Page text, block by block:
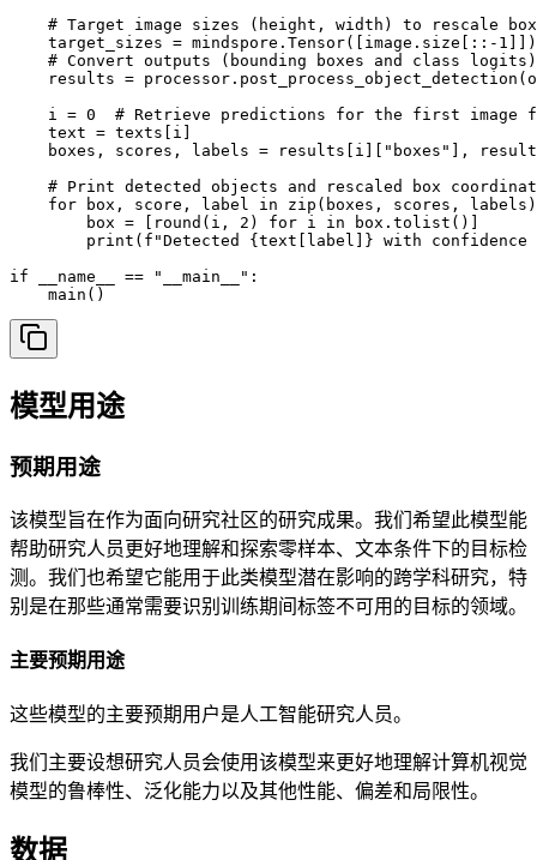
# Target image sizes (height, width) to rescale
    target_sizes = mindspore.Tensor([image.size[::-1]])
# Convert outputs (bounding boxes and class
results =
i = 0  # Retrieve predictions for the first image
    text = texts[i]
boxes, scores, labels = results[i]["boxes"],
# Print detected objects and rescaled box
for box, score, label in zip(boxes, scores,
        box = [round(i, 2) for i in box.tolist()]
print(f"Detected {text[label]} with
if __name__ == "__main__":
    main()
模型用途
预期用途
该模型旨在作为面向研究社区的研究成果。我们希望此模型能
帮助研究人员更好地理解和探索零样本、文本条件下的目标检
测。我们也希望它能用于此类模型潜在影响的跨学科研究，特
别是在那些通常需要识别训练期间标签不可用的目标的领域。
主要预期用途
这些模型的主要预期用户是人工智能研究人员。
我们主要设想研究人员会使用该模型来更好地理解计算机视觉
模型的鲁棒性、泛化能力以及其他性能、偏差和局限性。
数据